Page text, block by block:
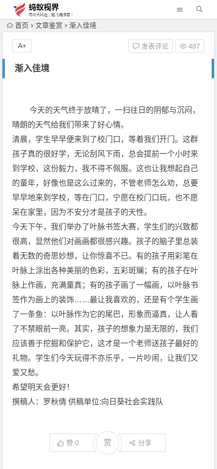
首页 文章鉴赏 渐入佳境
渐入佳境
发表评论 487
A+
今天的天气终于放晴了，一扫往日的阴郁与沉闷，
晴朗的天气给我们带来了好心情。
清晨，学生早早便来到了校门口，等着我们开门。这群
孩子真的很好学，无论刮风下雨，总会提前一个小时来
到学校，这份毅力，我不得不佩服。这也让我想起自己
的童年，好像也是这么过来的，不管老师怎么劝，总要
早早地来到学校，等在门口，宁愿在校门口玩，也不愿
呆在家里，因为不安分才是孩子的天性。
今天下午，我们举办了叶脉书签大赛，学生们的兴致都
很高，显然他们对画画都很感兴趣。孩子的脑子里总装
着无数的奇思妙想，让你惊喜不已。有的孩子用彩笔在
叶脉上涂出各种美丽的色彩，五彩斑斓；有的孩子在叶
脉上作画，充满童真；有的孩子画了一幅画，以叶脉书
签作为画上的装饰……最让我喜欢的，还是有个学生画
了一条鱼：以叶脉作为它的尾巴，形象而逼真，让人看
了不禁眼前一亮。其实，孩子的想象力是无限的，我们
应该善于挖掘和保护它，这才是一个老师送孩子最好的
礼物。学生们今天玩得不亦乐乎，一片吵闹，让我们又
爱又愁。
希望明天会更好！
撰稿人：罗秋倩 供稿单位:向日葵社会实践队
赞0 赏 分享